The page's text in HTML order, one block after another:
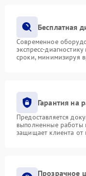
Бесплатная
Современное
экспресс-
сроки, минимизируя
Гарантия на
Предоставляется
выполненные работы
защищает клиента от
Прозрачное